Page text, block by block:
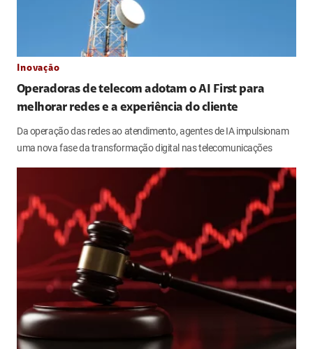
Inovação
Operadoras de telecom adotam o AI First para
melhorar redes e a experiência do cliente
Da operação das redes ao atendimento, agentes de IA impulsionam
uma nova fase da transformação digital nas telecomunicações